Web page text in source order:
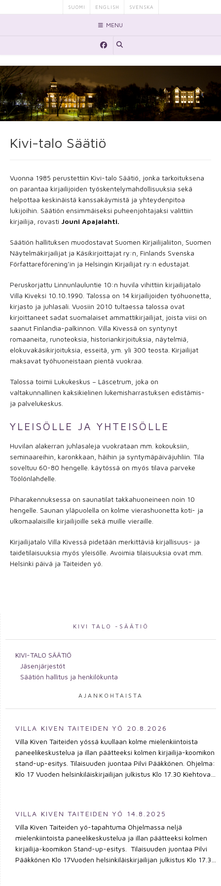
to
SUOMI ENGLISH SVENSKA
MENU
Kivi-talo Säätiö
Vuonna 1985 perustettiin Kivi-talo Säätiö, jonka tarkoituksena
on parantaa kirjailijoiden työskentelymahdollisuuksia sekä
helpottaa keskinäistä kanssakäymistä ja yhteydenpitoa
lukijoihin. Säätiön ensimmäiseksi puheenjohtajaksi valittiin
kirjailija, rovasti Jouni Apajalahti.
Säätiön hallituksen muodostavat Suomen Kirjailijaliiton, Suomen
Näytelmäkirjailijat ja Käsikirjoittajat ry:n, Finlands Svenska
Författareförening’in ja Helsingin Kirjailijat ry:n edustajat.
Peruskorjattu Linnunlauluntie 10:n huvila vihittiin kirjailijatalo
Villa Kiveksi 10.10.1990. Talossa on 14 kirjailijoiden työhuonetta,
kirjasto ja juhlasali. Vuosiin 2010 tultaessa talossa ovat
kirjoittaneet sadat suomalaiset ammattikirjailijat, joista viisi on
saanut Finlandia-palkinnon. Villa Kivessä on syntynyt
romaaneita, runoteoksia, historiankirjoituksia, näytelmiä,
elokuvakäsikirjoituksia, esseitä, ym. yli 300 teosta. Kirjailijat
maksavat työhuoneistaan pientä vuokraa.
Talossa toimii Lukukeskus – Läscetrum, joka on
valtakunnallinen kaksikielinen lukemisharrastuksen edistämis-
ja palvelukeskus.
YLEISÖLLE JA YHTEISÖLLE
Huvilan alakerran juhlasaleja vuokrataan mm. kokouksiin,
seminaareihin, karonkkaan, häihin ja syntymäpäiväjuhliin. Tila
soveltuu 60-80 hengelle. käytössä on myös tilava parveke
Töölönlahdelle.
Piharakennuksessa on saunatilat takkahuoneineen noin 10
hengelle. Saunan yläpuolella on kolme vierashuonetta koti- ja
ulkomaalaisille kirjailijoille sekä muille vieraille.
Kirjailijatalo Villa Kivessä pidetään merkittäviä kirjallisuus- ja
taidetilaisuuksia myös yleisölle. Avoimia tilaisuuksia ovat mm.
Helsinki päivä ja Taiteiden yö.
KIVI TALO -SÄÄTIÖ
KIVI-TALO SÄÄTIÖ
Jäsenjärjestöt
Säätiön hallitus ja henkilökunta
AJANKOHTAISTA
VILLA KIVEN TAITEIDEN YÖ 20.8.2026
Villa Kiven Taiteiden yössä kuullaan kolme mielenkiintoista
paneelikeskustelua ja illan päätteeksi kolmen kirjailija-koomikon
stand-up-esitys. Tilaisuuden juontaa Pilvi Pääkkönen. Ohjelma:
Klo 17 Vuoden helsinkiläiskirjailijan julkistus Klo 17.30 Kiehtova
kaunokirjallisuudessa. Haastattelijana Elina Loisa. Klo 18.30
NaturhaveriernaKeskustelu Malin Kivelän kanssa hänen
kirjastaan Naturhaverierna – ihmisen monimutkaisesta
suhteesta luontoon, ilmastotuskasta ja kaipuusta villiin
luontoon. Haastattelija: Aapo Roselius Klo 19.30 Eläinkertojat
VILLA KIVEN TAITEIDEN YÖ 14.8.2025
Villa Kiven Taiteiden yö-tapahtuma Ohjelmassa neljä
mielenkiintoista paneelikeskustelua ja illan päätteeksi kolmen
kirjailija-koomikon Stand-up-esitys. Tilaisuuden juontaa Pilvi
Pääkkönen Klo 17Vuoden helsinkiläiskirjailijan julkistus Klo 17.30